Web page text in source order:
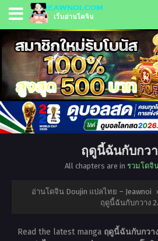
ฤดูนี้ฉันกับกวา
All chapters are in รวมโดจิ
อ่านโดจิน Doujin แปลไทย – Jeawnoi ›
ฤดูนี้ฉันกับกวาง
Read the latest manga ฤดูนี้ฉันกับกวา